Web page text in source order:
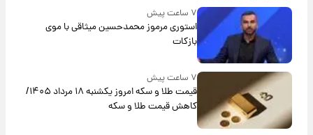
۷ ساعت پیش
استوری مرموز محمدحسین میثاقی با موی
بازکات
قیمت طلا و سکه امروز یکشنبه ۱۸ مرداد ۱۴۰۵/
کاهش قیمت طلا و سکه